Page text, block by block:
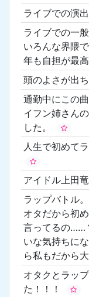
ライブでの演
ライブでの一
いろんな界隈
年も自担が最
頭のよさが出
通勤中にこの
イフン姉さん
した。
人生で初めて
アイドル上田
ラップバトル
オタだから初
言ってるの……
いな気持ちに
ら私もだから
オタクとラッ
た！！！